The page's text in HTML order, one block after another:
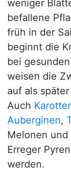
weniger
befallene
früh in der
beginnt die
bei
weisen die
auf als
Auch
Auberginen,
Melonen
Erreger
werden.